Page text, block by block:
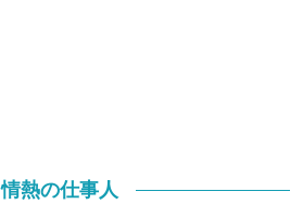
情熱の仕事人